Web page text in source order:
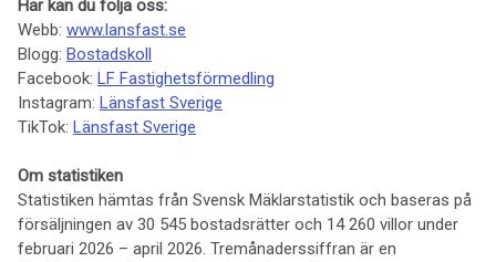
Här kan du följa oss:
Webb: www.lansfast.se
Blogg: Bostadskoll
Facebook: LF Fastighetsförmedling
Instagram: Länsfast Sverige
TikTok: Länsfast Sverige
Om statistiken
Statistiken hämtas från Svensk Mäklarstatistik och baseras på
försäljningen av 30 545 bostadsrätter och 14 260 villor under
februari 2026 – april 2026. Tremånaderssiffran är en